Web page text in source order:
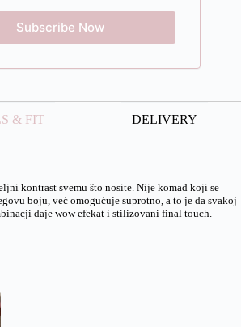
& FIT DELIVERY
kontrast svemu što nosite. Nije komad koji se
boju, već omogućuje suprotno, a to je da svakoj
daje wow efekat i stilizovani final touch.